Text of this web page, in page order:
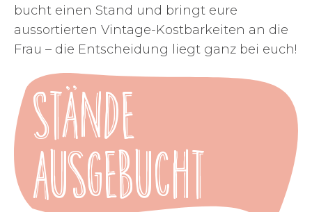
bucht einen Stand und bringt eure
aussortierten Vintage-Kostbarkeiten an die
Frau – die Entscheidung liegt ganz bei euch!
Stände
ausgebucht